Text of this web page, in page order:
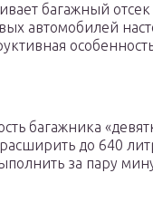
багажный
автомобилей
багажника
до 640
за пару